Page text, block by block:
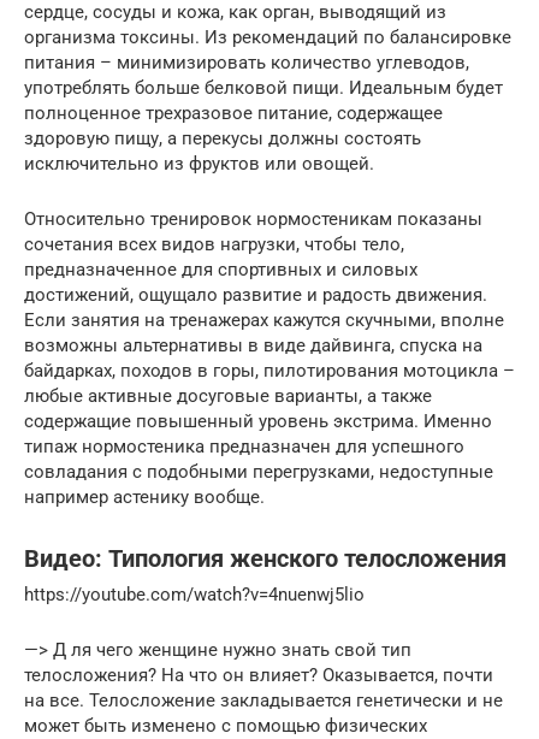
сердце, сосуды и кожа, как орган, выводящий из
организма токсины. Из рекомендаций по балансировке
питания – минимизировать количество углеводов,
употреблять больше белковой пищи. Идеальным будет
полноценное трехразовое питание, содержащее
здоровую пищу, а перекусы должны состоять
исключительно из фруктов или овощей.
Относительно тренировок нормостеникам показаны
сочетания всех видов нагрузки, чтобы тело,
предназначенное для спортивных и силовых
достижений, ощущало развитие и радость движения.
Если занятия на тренажерах кажутся скучными, вполне
возможны альтернативы в виде дайвинга, спуска на
байдарках, походов в горы, пилотирования мотоцикла –
любые активные досуговые варианты, а также
содержащие повышенный уровень экстрима. Именно
типаж нормостеника предназначен для успешного
совладания с подобными перегрузками, недоступные
например астенику вообще.
Видео: Типология женского телосложения
https://youtube.com/watch?v=4nuenwj5lio
—> Д ля чего женщине нужно знать свой тип
телосложения? На что он влияет? Оказывается, почти
на все. Телосложение закладывается генетически и не
может быть изменено с помощью физических